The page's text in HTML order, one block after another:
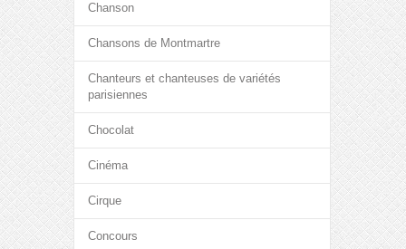
Chanson
Chansons de Montmartre
Chanteurs et chanteuses de variétés
parisiennes
Chocolat
Cinéma
Cirque
Concours